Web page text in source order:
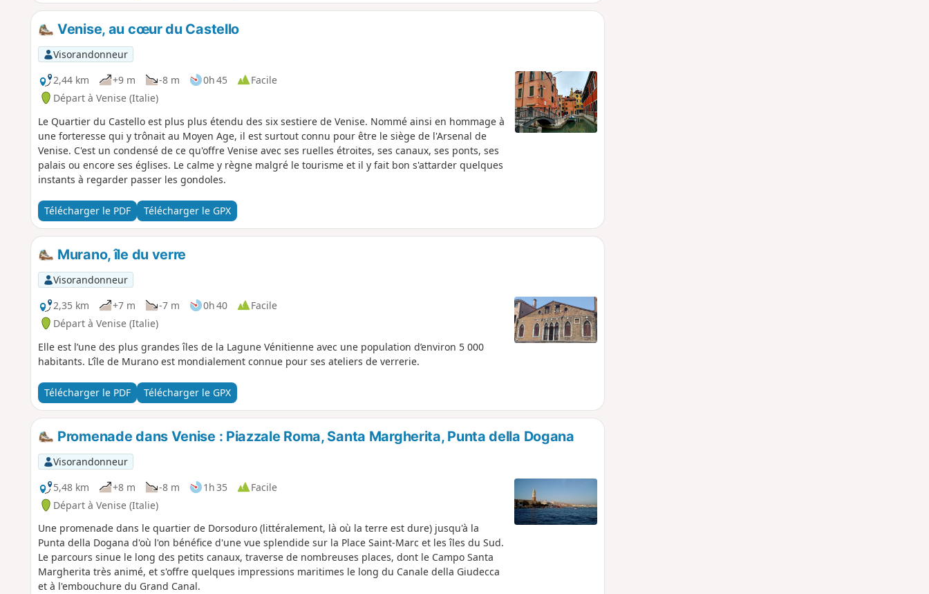
Venise, au cœur du Castello
Visorandonneur
2,44 km
+9 m -8 m 0h 45
Facile
Départ à Venise (Italie)
Le Quartier du Castello est plus plus étendu des six sestiere de Venise. Nommé ainsi en hommage à
une forteresse qui y trônait au Moyen Age, il est surtout connu pour être le siège de l'Arsenal de
Venise. C'est un condensé de ce qu'offre Venise avec ses ruelles étroites, ses canaux, ses ponts, ses
palais ou encore ses églises. Le calme y règne malgré le tourisme et il y fait bon s'attarder quelques
instants à regarder passer les gondoles.
Télécharger le PDF Télécharger le GPX
Murano, île du verre
Visorandonneur
2,35 km
+7 m -7 m 0h 40
Facile
Départ à Venise (Italie)
Elle est l’une des plus grandes îles de la Lagune Vénitienne avec une population d’environ 5 000
habitants. L’île de Murano est mondialement connue pour ses ateliers de verrerie.
Télécharger le PDF Télécharger le GPX
Promenade dans Venise : Piazzale Roma, Santa Margherita, Punta della Dogana
Visorandonneur
5,48 km
+8 m -8 m 1h 35
Facile
Départ à Venise (Italie)
Une promenade dans le quartier de Dorsoduro (littéralement, là où la terre est dure) jusqu'à la
Punta della Dogana d'où l'on bénéfice d'une vue splendide sur la Place Saint-Marc et les îles du Sud.
Le parcours sinue le long des petits canaux, traverse de nombreuses places, dont le Campo Santa
Margherita très animé, et s'offre quelques impressions maritimes le long du Canale della Giudecca
et à l'embouchure du Grand Canal.